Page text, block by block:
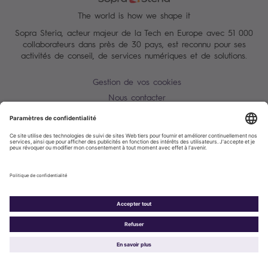
The world is how we shape it
Sopra Steria, acteur majeur de la Tech en Europe avec 51 000
collaborateurs dans près de 30 pays, est reconnu pour ses
activités de conseil, de services numériques et de solutions.
Gestion de vos cookies
Nous contacter
Alerte Tentative d'escroquerie / usurpation d'identité
Accessibilité : partiellement conforme